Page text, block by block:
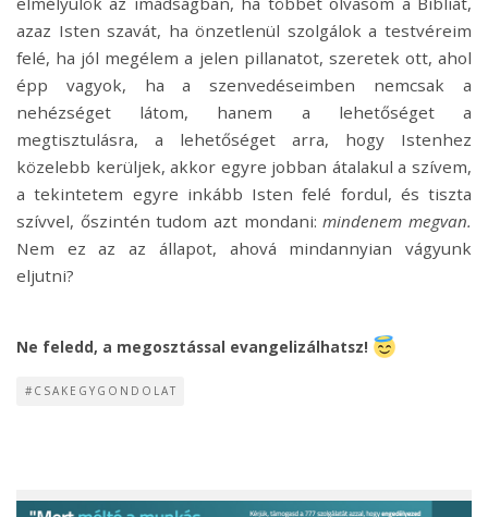
azaz Isten szavát, ha önzetlenül szolgálok a testvéreim
felé, ha jól megélem a jelen pillanatot, szeretek ott, ahol
épp vagyok, ha a szenvedéseimben nemcsak a
nehézséget látom, hanem a lehetőséget a
megtisztulásra, a lehetőséget arra, hogy Istenhez
közelebb kerüljek, akkor egyre jobban átalakul a szívem,
a tekintetem egyre inkább Isten felé fordul, és tiszta
szívvel, őszintén tudom azt mondani:mindenem megvan.
Nem ez az az állapot, ahová mindannyian vágyunk
eljutni?
Ne feledd, a megosztással evangelizálhatsz!
#CSAKEGYGONDOLAT